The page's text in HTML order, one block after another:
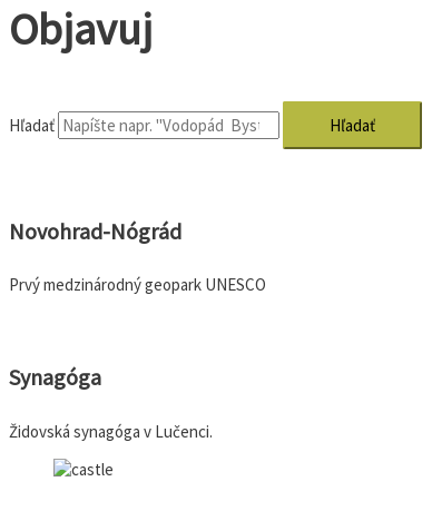
Objavuj
Hľadať
Novohrad-Nógrád​
Prvý medzinárodný geopark UNESCO
Synagóga
Židovská synagóga v Lučenci.